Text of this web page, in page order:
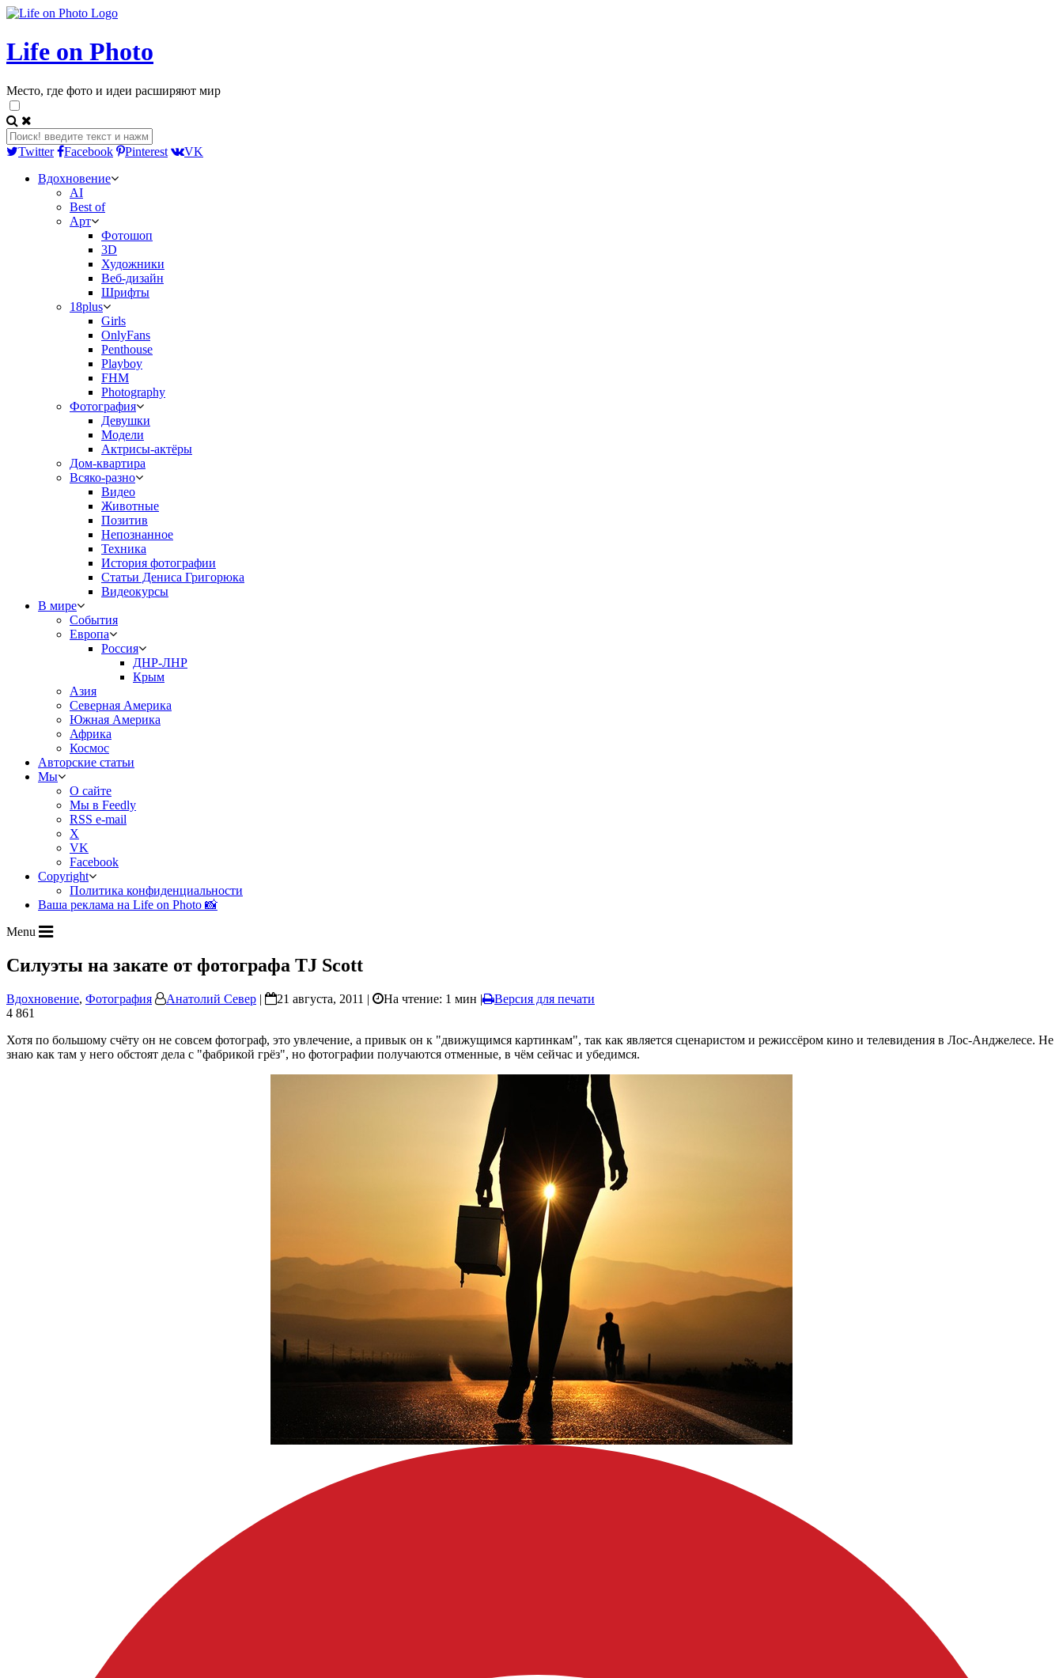
Life on Photo
Место, где фото и идеи расширяют мир
Twitter Facebook Pinterest
VK
Вдохновение
AI
Best of
Арт
Фотошоп
3D
Художники
Веб-дизайн
Шрифты
18plus
Girls
OnlyFans
Penthouse
Playboy
FHM
Photography
Фотография
Девушки
Модели
Актрисы-актёры
Дом-квартира
Всяко-разно
Видео
Животные
Позитив
Непознанное
Техника
История фотографии
Статьи Дениса Григорюка
Видеокурсы
В мире
События
Европа
Россия
ДНР-ЛНР
Крым
Азия
Северная Америка
Южная Америка
Африка
Космос
Авторские статьи
Мы
О сайте
Мы в Feedly
RSS e-mail
X
VK
Facebook
Copyright
Политика конфиденциальности
Ваша реклама на Life on Photo 📸
Menu
Силуэты на закате от фотографа TJ Scott
Вдохновение, Фотография Анатолий Север | 21 августа, 2011 | На чтение: 1 мин |
Версия для печати
4 861
Хотя по большому счёту он не совсем фотограф, это увлечение, а привык он к "движущимся картинкам", так как является сценаристом и режиссёром кино и телевидения в Лос-Анджелесе. Не
знаю как там у него обстоят дела с "фабрикой грёз", но фотографии получаются отменные, в чём сейчас и убедимся.